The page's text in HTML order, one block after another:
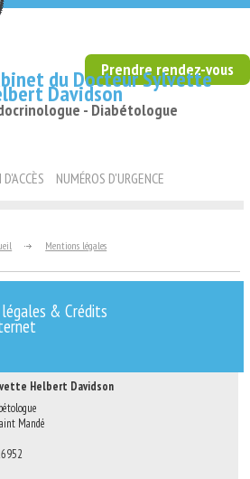
du Docteur Sylvette
Davidson
- Diabétologue
Prendre rendez-vous
NUMÉROS D'URGENCE
Mentions légales
& Crédits
Helbert Davidson
Mandé